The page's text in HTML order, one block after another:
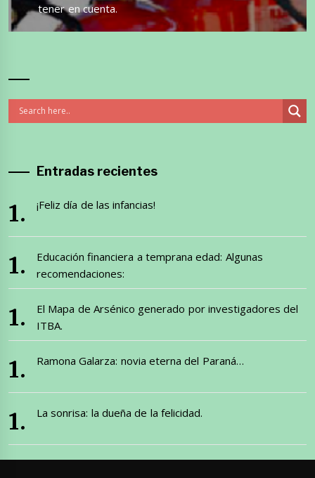
siguiente:
tener en cuenta.
Entradas recientes
¡Feliz día de las infancias!
Educación financiera a temprana edad: Algunas
recomendaciones:
El Mapa de Arsénico generado por investigadores del
ITBA.
Ramona Galarza: novia eterna del Paraná…
La sonrisa: la dueña de la felicidad.